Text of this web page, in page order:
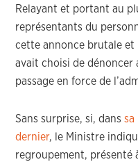
Relayant et portant au
représentants du
cette annonce brutale et
avait choisi de
passage en force de
Sans surprise, si, danssa
dernier, le Ministre
regroupement, présenté